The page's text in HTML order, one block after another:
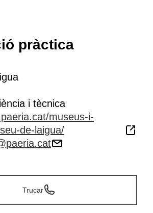
pràctica
i tècnica
museus-i-
de-laigua/
Trucar